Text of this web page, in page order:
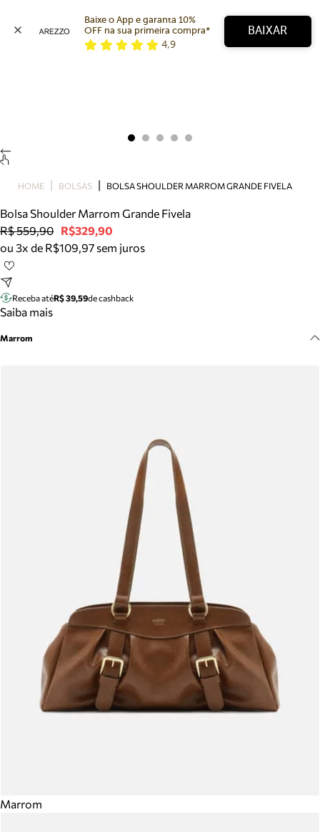
Bolsa
Tamanco
Tênis
Mule
Tire dúvidas sobre pedidos, devoluções e mais.
Baixe o App e garanta 10%
OFF na sua primeira compra*
4,9
BAIXAR
HOME BOLSAS BOLSA SHOULDER MARROM GRANDE FIVELA
Bolsa Shoulder Marrom Grande Fivela
R$ 559,90 R$329,90
ou 3x de R$109,97 sem juros
Receba atéR$ 39,59de cashback
Saiba mais
Marrom
Marrom